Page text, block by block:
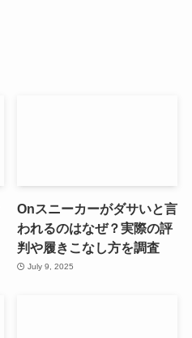
Onスニーカーがダサいと言
われるのはなぜ？実際の評
判や履きこなし方を調査
July 9, 2025